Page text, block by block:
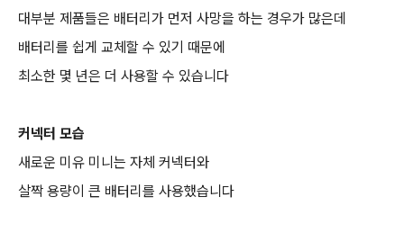
대부분 제품들은 배터리가 먼저 사망을 하는 경우가 많은데
배터리를 쉽게 교체할 수 있기 때문에
최소한 몇 년은 더 사용할 수 있습니다
커넥터 모습
새로운 미유 미니는 자체 커넥터와
살짝 용량이 큰 배터리를 사용했습니다